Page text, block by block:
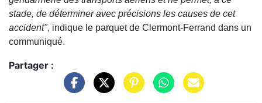
stade, de déterminer avec précisions les causes de cet
accident", indique le parquet de Clermont-Ferrand dans un
communiqué.
Partager :